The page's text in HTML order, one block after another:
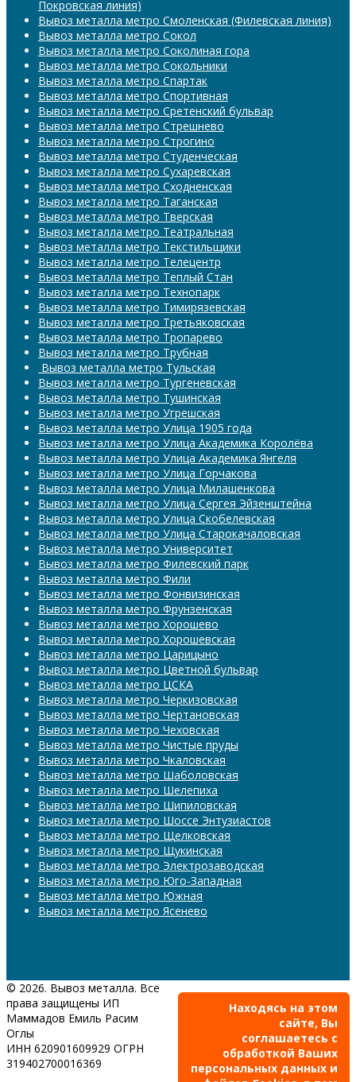
Покровская линия)
Вывоз металла метро Смоленская (Филевская линия)
Вывоз металла метро Сокол
Вывоз металла метро Соколиная гора
Вывоз металла метро Сокольники
Вывоз металла метро Спартак
Вывоз металла метро Спортивная
Вывоз металла метро Сретенский бульвар
Вывоз металла метро Стрешнево
Вывоз металла метро Строгино
Вывоз металла метро Студенческая
Вывоз металла метро Сухаревская
Вывоз металла метро Сходненская
Вывоз металла метро Таганская
Вывоз металла метро Тверская
Вывоз металла метро Театральная
Вывоз металла метро Текстильщики
Вывоз металла метро Телецентр
Вывоз металла метро Теплый Стан
Вывоз металла метро Технопарк
Вывоз металла метро Тимирязевская
Вывоз металла метро Третьяковская
Вывоз металла метро Тропарево
Вывоз металла метро Трубная
​​​​​​​ Вывоз металла метро Тульская
Вывоз металла метро Тургеневская
Вывоз металла метро Тушинская
Вывоз металла метро Угрешская
Вывоз металла метро Улица 1905 года
Вывоз металла метро Улица Академика Королёва
Вывоз металла метро Улица Академика Янгеля
Вывоз металла метро Улица Горчакова
Вывоз металла метро Улица Милашенкова
Вывоз металла метро Улица Сергея Эйзенштейна
Вывоз металла метро Улица Скобелевская
Вывоз металла метро Улица Старокачаловская
Вывоз металла метро Университет
Вывоз металла метро Филевский парк
Вывоз металла метро Фили
Вывоз металла метро Фонвизинская
Вывоз металла метро Фрунзенская
Вывоз металла метро Хорошево
Вывоз металла метро Хорошевская
Вывоз металла метро Царицыно
Вывоз металла метро Цветной бульвар
Вывоз металла метро ЦСКА
Вывоз металла метро Черкизовская
Вывоз металла метро Чертановская
Вывоз металла метро Чеховская
Вывоз металла метро Чистые пруды
Вывоз металла метро Чкаловская
Вывоз металла метро Шаболовская
Вывоз металла метро Шелепиха
Вывоз металла метро Шипиловская
Вывоз металла метро Шоссе Энтузиастов
Вывоз металла метро Щелковская
Вывоз металла метро Щукинская
Вывоз металла метро Электрозаводская
Вывоз металла метро Юго-Западная
Вывоз металла метро Южная
Вывоз металла метро Ясенево
© 2026. Вывоз металла. Все
права защищены ИП
Маммадов Емиль Расим
Оглы
ИНН 620901609929 ОГРН
319402700016369
Находясь на этом
сайте, Вы
соглашаетесь с
обработкой Ваших
персональных данных и